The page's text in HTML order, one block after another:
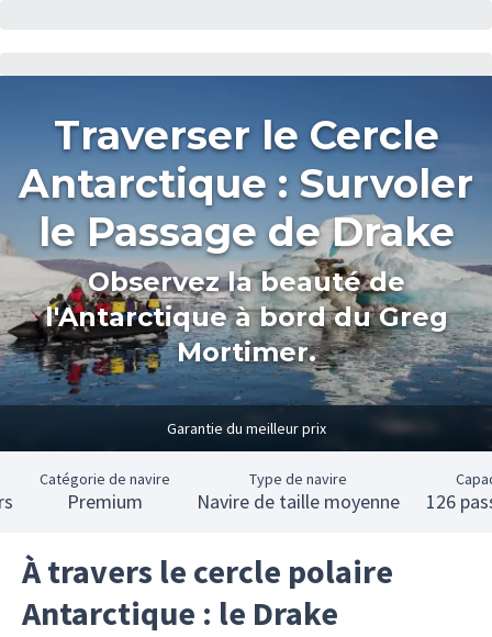
Traverser le Cercle
Antarctique : Survoler
le Passage de Drake
Observez la beauté de
l'Antarctique à bord du Greg
Mortimer.
Garantie du meilleur prix
Catégorie de navire
Premium
Type de navire
Navire de taille moyenne 126
À travers le cercle polaire
Antarctique : le Drake